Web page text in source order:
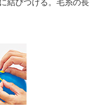
結びつける。毛糸の長